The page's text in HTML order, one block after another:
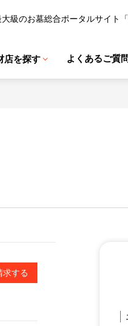
大級のお墓総合ポータルサイト
店を探す よくあるご質
求する